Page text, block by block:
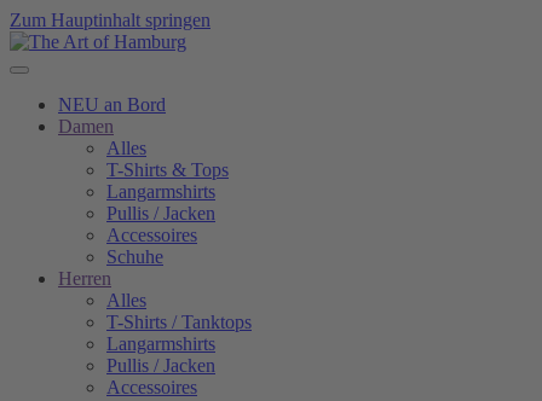
Zum Hauptinhalt springen
NEU an Bord
Damen
Alles
T-Shirts & Tops
Langarmshirts
Pullis / Jacken
Accessoires
Schuhe
Herren
Alles
T-Shirts / Tanktops
Langarmshirts
Pullis / Jacken
Accessoires